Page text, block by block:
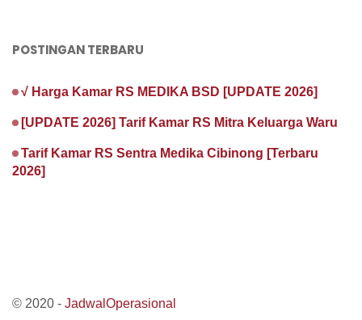
POSTINGAN TERBARU
√ Harga Kamar RS MEDIKA BSD [UPDATE 2026]
[UPDATE 2026] Tarif Kamar RS Mitra Keluarga Waru
Tarif Kamar RS Sentra Medika Cibinong [Terbaru
2026]
© 2020 - JadwalOperasional